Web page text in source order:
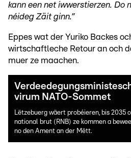
kann een net iwwerstierzen. Do
néideg Zäit ginn.”
Eppes wat der Yuriko Backes
wirtschaftleche Retour an och
muer ze maachen.
virum NATO-Sommet
Lëtzebuerg wäert probéieren, bis 2035
national brut (RNB) ze kommen a
no den Ament an der Mëtt.